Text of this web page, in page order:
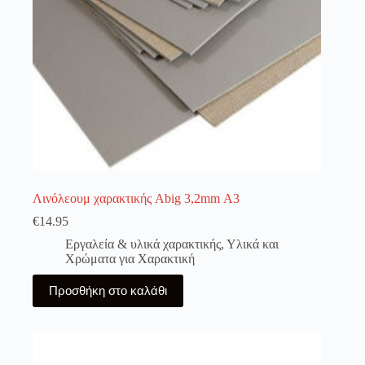
Λινόλεουμ χαρακτικής Abig 3,2mm Α3
€14.95
Εργαλεία & υλικά χαρακτικής, Υλικά και
Χρώματα για Χαρακτική
Προσθήκη στο καλάθι